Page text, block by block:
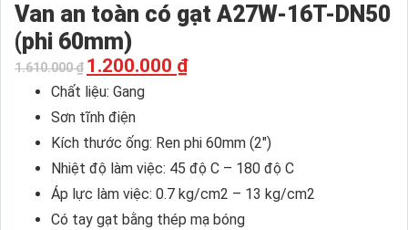
Van an toàn có gạt A27W-16T-DN50
(phi 60mm)
1.610.000₫ 1.200.000 ₫
Chất liệu: Gang
Sơn tĩnh điện
Kích thước ống: Ren phi 60mm (2″)
Nhiệt độ làm việc: 45 độ C – 180 độ C
Áp lực làm việc: 0.7 kg/cm2 – 13 kg/cm2
Có tay gạt bằng thép mạ bóng